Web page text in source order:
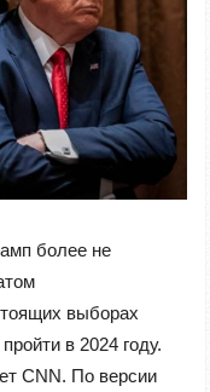
более не
выборах
в 2024 году.
CNN. По версии